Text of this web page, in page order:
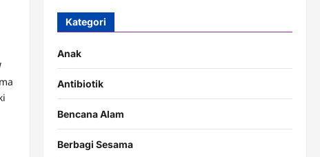
Kategori
Anak
Antibiotik
Bencana Alam
Berbagi Sesama